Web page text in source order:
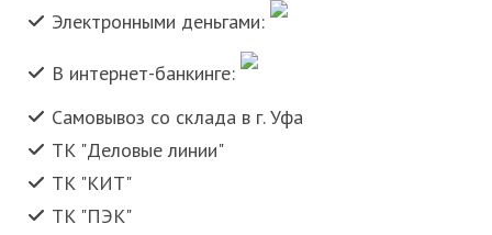
Электронными деньгами:
В интернет-банкинге:
Самовывоз со склада в г. Уфа
ТК "Деловые линии"
ТК "КИТ"
ТК "ПЭК"